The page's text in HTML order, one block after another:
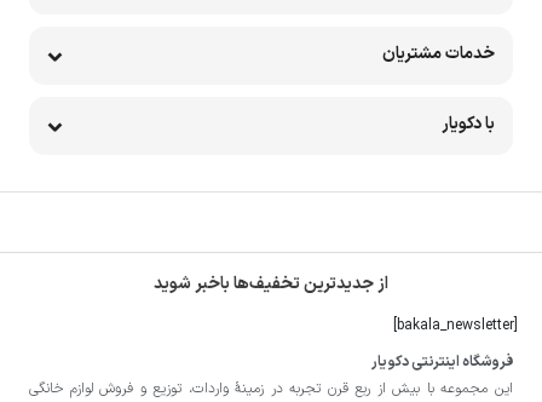
خدمات مشتریان
با دکویار
از جدیدترین تخفیف‌ها باخبر شوید
[bakala_newsletter]
فروشگاه اینترنتی دکویار
این مجموعه با بيش از ربع قرن تجربه در زمينۀ واردات، توزيع و فروش لوازم خانگی